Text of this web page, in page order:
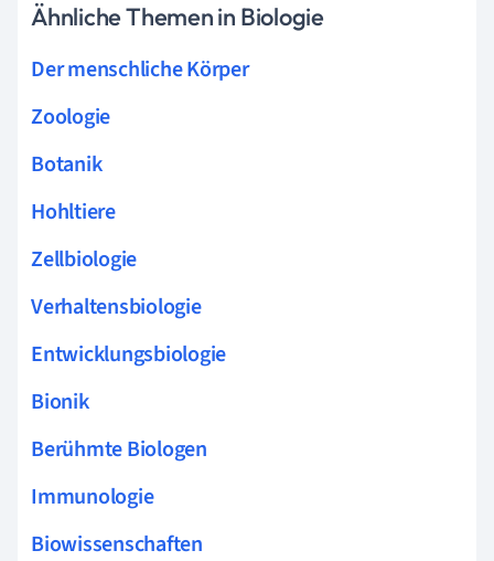
Ähnliche Themen in Biologie
Der menschliche Körper
Zoologie
Botanik
Hohltiere
Zellbiologie
Verhaltensbiologie
Entwicklungsbiologie
Bionik
Berühmte Biologen
Immunologie
Biowissenschaften